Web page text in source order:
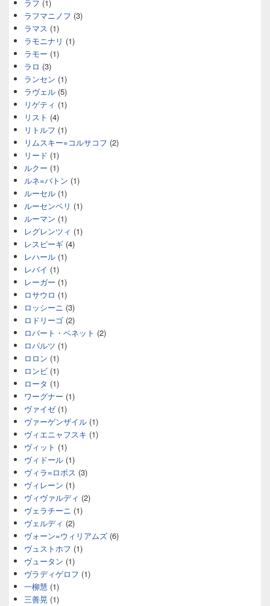
ラフ (1)
ラフマニノフ (3)
ラマス (1)
ラモニナリ (1)
ラモー (1)
ラロ (3)
ランセン (1)
ラヴェル (5)
リゲティ (1)
リスト (4)
リトルフ (1)
リムスキー=コルサコフ (2)
リード (1)
ルクー (1)
ルネ=バトン (1)
ルーセル (1)
ルーセンベリ (1)
ルーマン (1)
レグレンツィ (1)
レスピーギ (4)
レハール (1)
レバイ (1)
レーガー (1)
ロサウロ (1)
ロッシーニ (3)
ロドリーゴ (2)
ロバート・ベネット (2)
ロパルツ (1)
ロロン (1)
ロンビ (1)
ロータ (1)
ワーグナー (1)
ヴァイゼ(1)
ヴァーゲンザイル (1)
ヴィエニャフスキ (1)
ヴィット (1)
ヴィドール (1)
ヴィラ=ロボス (3)
ヴィレーン (1)
ヴィヴァルディ (2)
ヴェラチーニ (1)
ヴェルディ (2)
ヴォーン=ウィリアムズ (6)
ヴュストホフ (1)
ヴュータン (1)
ヴラディゲロフ (1)
一柳慧 (1)
三善晃 (1)